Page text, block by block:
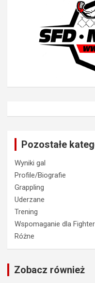
Pozostałe
Wyniki gal
Profile/Biografie
Grappling
Uderzane
Trening
Wspomaganie dla
Różne
Zobacz również